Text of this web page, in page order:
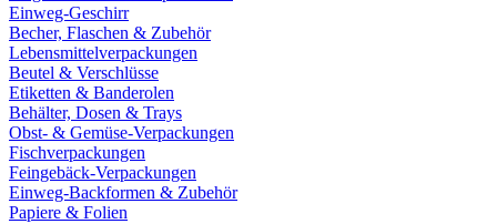
Einweg-Geschirr
Becher, Flaschen & Zubehör
Lebensmittelverpackungen
Beutel & Verschlüsse
Etiketten & Banderolen
Behälter, Dosen & Trays
Obst- & Gemüse-Verpackungen
Fischverpackungen
Feingebäck-Verpackungen
Einweg-Backformen & Zubehör
Papiere & Folien